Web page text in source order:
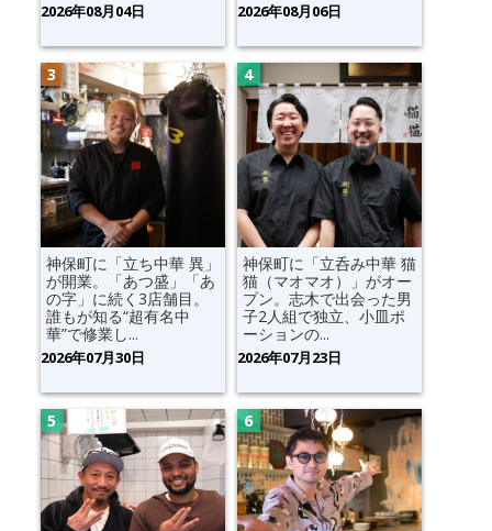
2026年08月04日 2026年08月06日
神保町に「立ち中華 異」
が開業。「あつ盛」「あ
の字」に続く3店舗目。
誰もが知る“超有名中
華”で修業し...
2026年07月30日
神保町に「立呑み中華 猫
猫（マオマオ）」がオー
プン。志木で出会った男
子2人組で独立、小皿ポ
ーションの...
2026年07月23日